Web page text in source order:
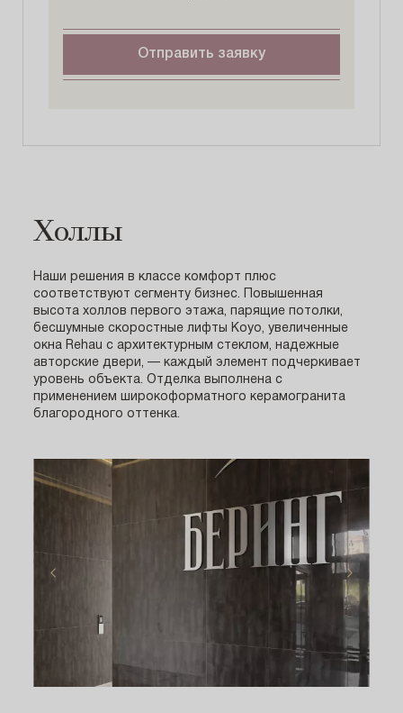
Отправить заявку
Холлы
Наши решения в классе комфорт плюс
соответствуют сегменту бизнес. Повышенная
высота холлов первого этажа, парящие потолки,
бесшумные скоростные лифты Koyo, увеличенные
окна Rehau с архитектурным стеклом, надежные
авторские двери, — каждый элемент подчеркивает
уровень объекта. Отделка выполнена с
применением широкоформатного керамогранита
благородного оттенка.